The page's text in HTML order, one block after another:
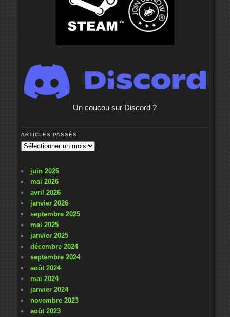
Un coucou sur Discord ?
ARTICLES PASSÉS
Articles
juin 2026
mai 2026
avril 2026
janvier 2026
septembre 2025
mai 2025
janvier 2025
décembre 2024
septembre 2024
août 2024
mai 2024
janvier 2024
novembre 2023
août 2023